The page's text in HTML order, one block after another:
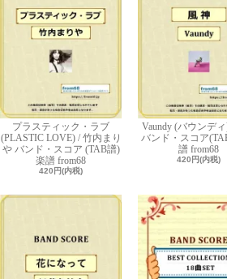
プラスティック・ラブ
(PLASTIC LOVE) / 竹内まり
や バンド・スコア (TAB譜)
楽譜 from68
420円(内税)
Vaundy (バウンデ
バンド・スコア
譜 from68
420円(内税)